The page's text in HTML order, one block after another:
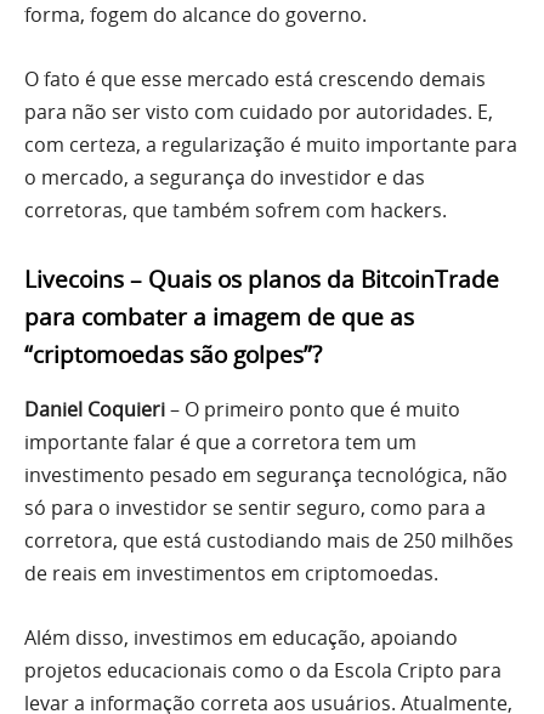
forma, fogem do alcance do governo.
O fato é que esse mercado está crescendo demais
para não ser visto com cuidado por autoridades. E,
com certeza, a regularização é muito importante para
o mercado, a segurança do investidor e das
corretoras, que também sofrem com hackers.
Livecoins – Quais os planos da BitcoinTrade
para combater a imagem de que as
“criptomoedas são golpes”?
Daniel Coquieri– O primeiro ponto que é muito
importante falar é que a corretora tem um
investimento pesado em segurança tecnológica, não
só para o investidor se sentir seguro, como para a
corretora, que está custodiando mais de 250 milhões
de reais em investimentos em criptomoedas.
Além disso, investimos em educação, apoiando
projetos educacionais como o da Escola Cripto para
levar a informação correta aos usuários. Atualmente,